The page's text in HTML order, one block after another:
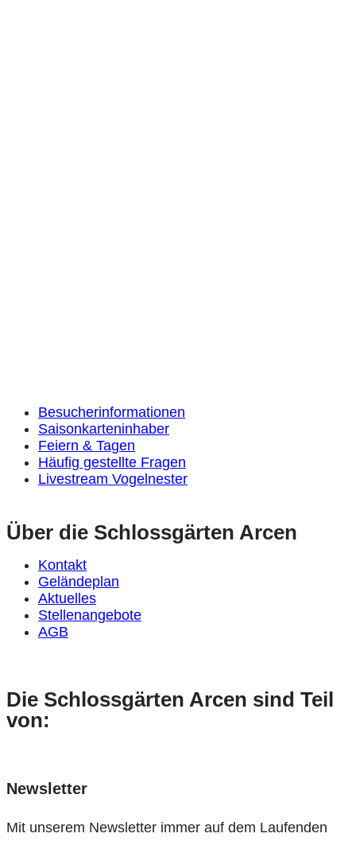
Besucherinformationen
Saisonkarteninhaber
Feiern & Tagen
Häufig gestellte Fragen
Livestream Vogelnester
Über die Schlossgärten Arcen
Kontakt
Geländeplan
Aktuelles
Stellenangebote
AGB
Die Schlossgärten Arcen sind Teil
von:
Newsletter
Mit unserem Newsletter immer auf dem Laufenden